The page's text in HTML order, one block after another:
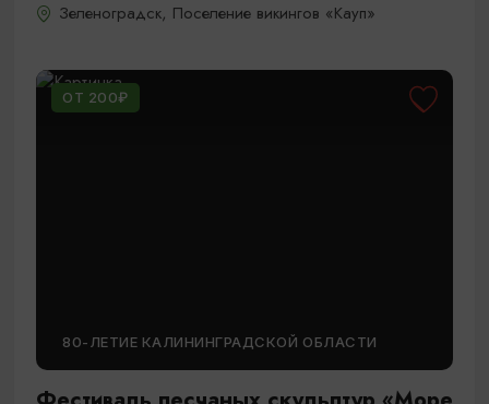
Зеленоградск, Поселение викингов «Кауп»
ОТ 200₽
80-ЛЕТИЕ КАЛИНИНГРАДСКОЙ ОБЛАСТИ